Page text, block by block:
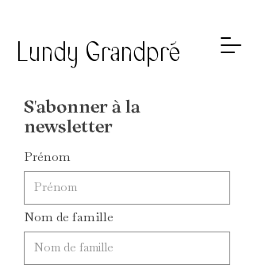
Lundy Grandpré
S'abonner à la
newsletter
Prénom
Nom de famille